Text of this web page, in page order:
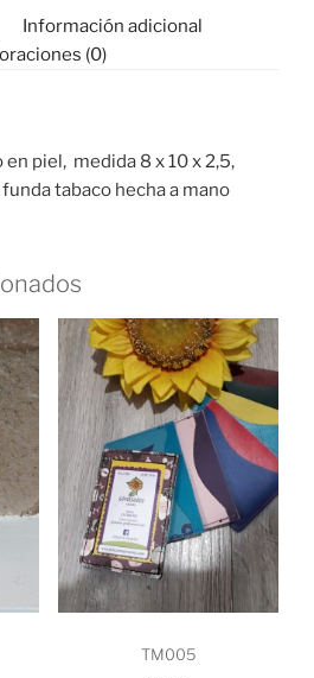
Información adicional
(0)
piel, medida 8 x 10 x 2,5,
tabaco hecha a mano
TM005